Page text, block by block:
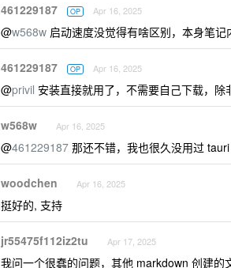
461229187 OP Apr 16, 2025
@w568w 启动速度没觉得有啥区别，本身笔
461229187 OP Apr 16, 2025
@privil 安装直接就用了，不需要自己下载，
w568w Apr 16, 2025
@461229187 那还不错，我也很久没用过
woodchen Apr 16, 2025
挺好的, 支持
jr55475f112iz2tu Apr 17, 2025
我问一个很蠢的问题，其他 markdown 创建的